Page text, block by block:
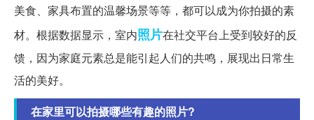
美食、家具布置的温馨场景等等，都可以成为你拍摄的素
材。根据数据显示，室内照片在社交平台上受到较好的反
馈，因为家庭元素总是能引起人们的共鸣，展现出日常生
活的美好。
在家里可以拍摄哪些有趣的照片?